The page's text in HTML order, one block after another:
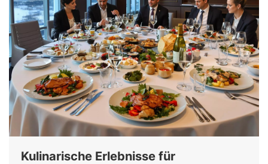
Kulinarische Erlebnisse für